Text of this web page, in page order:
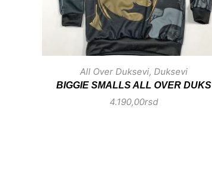
All Over Duksevi, Duksevi
BIGGIE SMALLS ALL OVER DUKS
4.190,00rsd